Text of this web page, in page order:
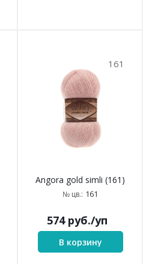
161
Angora gold simli (161)
№ цв.: 161
574руб./уп
В корзину